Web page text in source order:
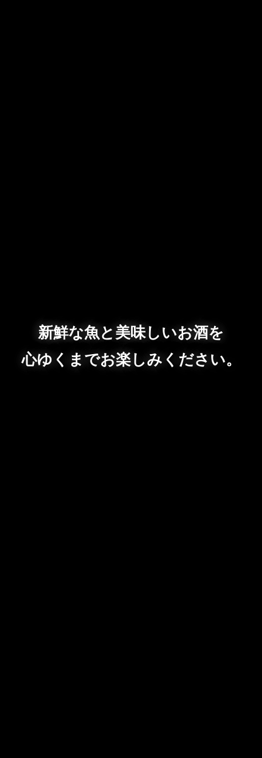
新鮮な魚と美味しいお酒を
心ゆくまでお楽しみください。